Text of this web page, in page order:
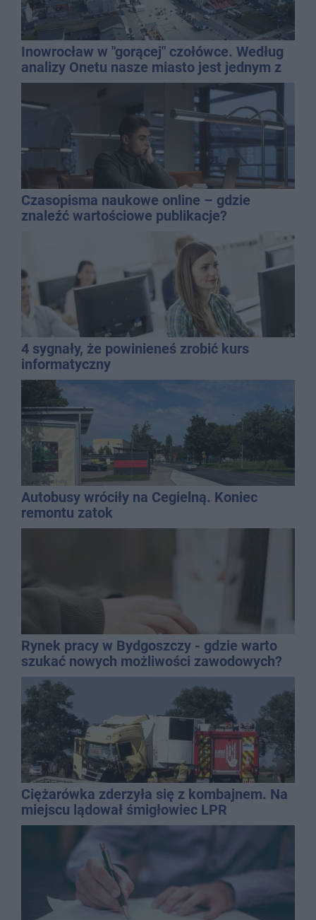
Inowrocław w "gorącej" czołówce. Według
analizy Onetu nasze miasto jest jednym z
najbardziej narażonych na upały
Czasopisma naukowe online – gdzie
znaleźć wartościowe publikacje?
4 sygnały, że powinieneś zrobić kurs
informatyczny
Autobusy wróciły na Cegielną. Koniec
remontu zatok
Rynek pracy w Bydgoszczy - gdzie warto
szukać nowych możliwości zawodowych?
Ciężarówka zderzyła się z kombajnem. Na
miejscu lądował śmigłowiec LPR